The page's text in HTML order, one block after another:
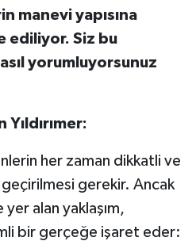
manevi yapısına
ediliyor. Siz bu
yorumluyorsunuz
Yıldırımer:
her zaman dikkatli ve
gerekir. Ancak
alan yaklaşım,
bir gerçeğe işaret eder: